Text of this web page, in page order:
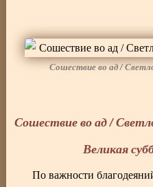
Сошествие во ад /
Сошествие во ад /
Великая
По важности